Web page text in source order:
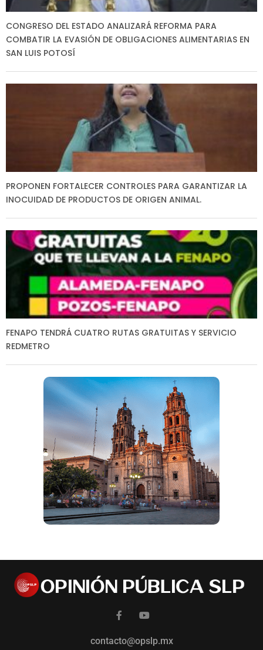
CONGRESO DEL ESTADO ANALIZARÁ REFORMA PARA
COMBATIR LA EVASIÓN DE OBLIGACIONES ALIMENTARIAS EN
SAN LUIS POTOSÍ
PROPONEN FORTALECER CONTROLES PARA GARANTIZAR LA
INOCUIDAD DE PRODUCTOS DE ORIGEN ANIMAL.
FENAPO TENDRÁ CUATRO RUTAS GRATUITAS Y SERVICIO
REDMETRO
contacto@opslp.mx